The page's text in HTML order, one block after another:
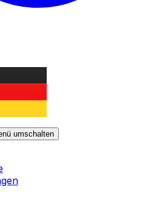
umschalten